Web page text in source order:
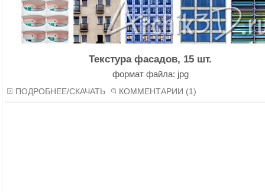
Текстура фасадов, 15 шт.
формат файла: jpg
ПОДРОБНЕЕ/СКАЧАТЬ КОММЕНТАРИИ (1)